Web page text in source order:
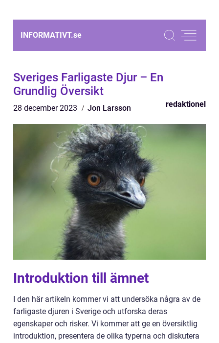
INFORMATIVT.se
Sveriges Farligaste Djur – En
Grundlig Översikt
28 december 2023 Jon Larsson redaktionel
Introduktion till ämnet
I den här artikeln kommer vi att undersöka några av de
farligaste djuren i Sverige och utforska deras
egenskaper och risker. Vi kommer att ge en översiktlig
introduktion, presentera de olika typerna och diskutera